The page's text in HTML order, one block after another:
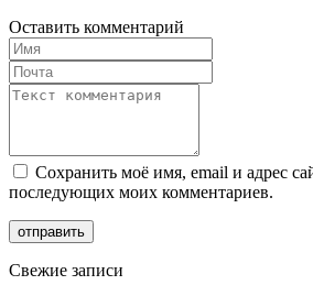
Оставить комментарий
Сохранить моё имя, email и адрес
последующих моих комментариев.
Свежие записи